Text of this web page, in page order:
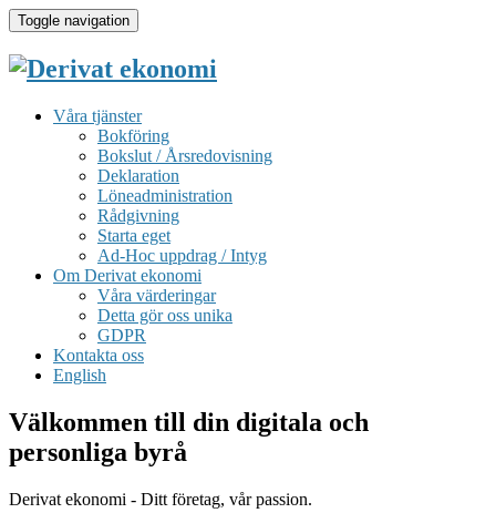
Toggle navigation
Våra tjänster
Bokföring
Bokslut / Årsredovisning
Deklaration
Löneadministration
Rådgivning
Starta eget
Ad-Hoc uppdrag / Intyg
Om Derivat ekonomi
Våra värderingar
Detta gör oss unika
GDPR
Kontakta oss
English
Välkommen till din digitala och
personliga byrå
Derivat ekonomi - Ditt företag, vår passion.